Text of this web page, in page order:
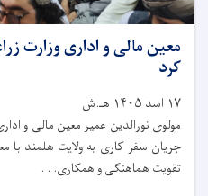
معین مالی و اداری وزارت
کرد
۱۷ اسد ۱۴۰۵ هـ.ش
مولوی نورالدین عمیر معین مالی و
جریان سفر کاری به ولایت هلمند با
تقویت هماهنگی و همکاری. . .